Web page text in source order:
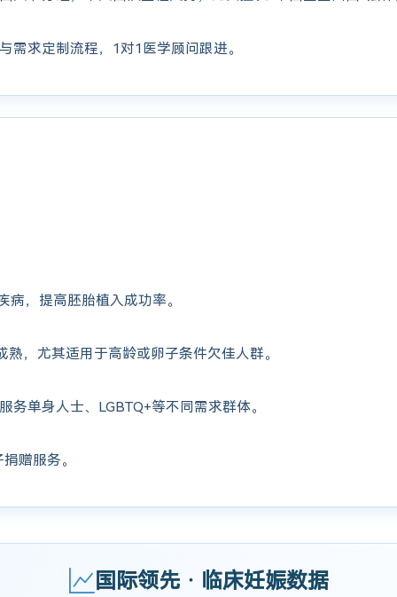
需求定制流程，1对1医学顾问跟进。
病，提高胚胎植入成功率。
熟，尤其适用于高龄或卵子条件欠佳人群。
务单身人士、LGBTQ+等不同需求群体。
赠服务。
国际领先 · 临床妊娠数据